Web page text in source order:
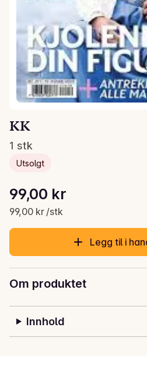
KK
1 stk
Utsolgt
Gjeldende pris er: 99,00 kr
99,00 kr
99,00 kr /stk
Stykkpris: 99,00 kr /stk
Legg til i
Om produktet
Innhold